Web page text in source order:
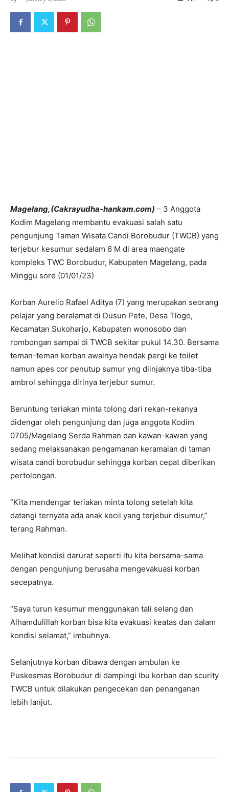
Magelang,(Cakrayudha-hankam.com) – 3 Anggota
Kodim Magelang membantu evakuasi salah satu
pengunjung Taman Wisata Candi Borobudur (TWCB) yang
terjebur kesumur sedalam 6 M di area maengate
kompleks TWC Borobudur, Kabupaten Magelang, pada
Minggu sore (01/01/23)
Korban Aurelio Rafael Aditya (7) yang merupakan seorang
pelajar yang beralamat di Dusun Pete, Desa Tlogo,
Kecamatan Sukoharjo, Kabupaten wonosobo dan
rombongan sampai di TWCB sekitar pukul 14.30. Bersama
teman-teman korban awalnya hendak pergi ke toilet
namun apes cor penutup sumur yng diinjaknya tiba-tiba
ambrol sehingga dirinya terjebur sumur.
Beruntung teriakan minta tolong dari rekan-rekanya
didengar oleh pengunjung dan juga anggota Kodim
0705/Magelang Serda Rahman dan kawan-kawan yang
sedang melaksanakan pengamanan keramaian di taman
wisata candi borobudur sehingga korban cepat diberikan
pertolongan.
“Kita mendengar teriakan minta tolong setelah kita
datangi ternyata ada anak kecil yang terjebur disumur,”
terang Rahman.
Melihat kondisi darurat seperti itu kita bersama-sama
dengan pengunjung berusaha mengevakuasi korban
secepatnya.
“Saya turun kesumur menggunakan tali selang dan
Alhamdulillah korban bisa kita evakuasi keatas dan dalam
kondisi selamat,” imbuhnya.
Selanjutnya korban dibawa dengan ambulan ke
Puskesmas Borobudur di dampingi Ibu korban dan scurity
TWCB untuk dilakukan pengecekan dan penanganan
lebih lanjut.